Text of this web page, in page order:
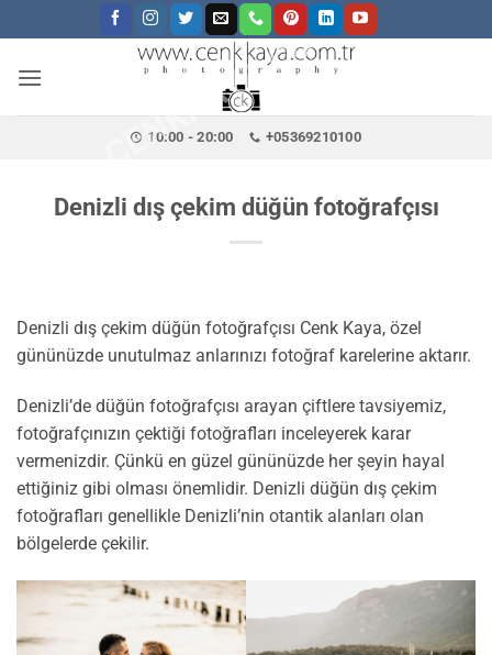
atla
CENKKAYA.COM.TR
10:00 - 20:00 +05369210100
Denizli dış çekim düğün fotoğrafçısı
Denizli dış çekim düğün fotoğrafçısı Cenk Kaya, özel
gününüzde unutulmaz anlarınızı fotoğraf karelerine aktarır.
Denizli’de düğün fotoğrafçısı arayan çiftlere tavsiyemiz,
fotoğrafçınızın çektiği fotoğrafları inceleyerek karar
vermenizdir. Çünkü en güzel gününüzde her şeyin hayal
ettiğiniz gibi olması önemlidir. Denizli düğün dış çekim
fotoğrafları genellikle Denizli’nin otantik alanları olan
bölgelerde çekilir.